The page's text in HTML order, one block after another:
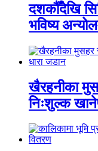
दशकौँदेखि
भविष्य
खैरहनीका
निःशुल्क